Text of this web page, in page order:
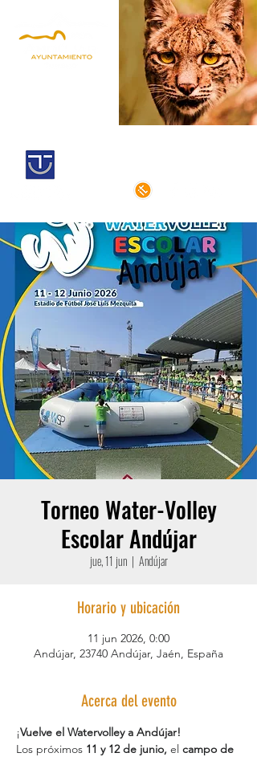
Torneo Water-Volley
Escolar Andújar
jue, 11 jun
  |
Andújar
Horario y ubicación
11 jun 2026, 0:00
Andújar, 23740 Andújar, Jaén, España
Acerca del evento
¡Vuelve el Watervolley a Andújar!
Los próximos 11 y 12 de junio, el campo de